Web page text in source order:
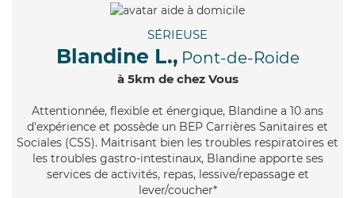
SÉRIEUSE
Blandine L., Pont-de-Roide
à 5km de chez Vous
Attentionnée, flexible et énergique, Blandine a 10 ans
d'expérience et possède un BEP Carrières Sanitaires et
Sociales (CSS). Maitrisant bien les troubles respiratoires et
les troubles gastro-intestinaux, Blandine apporte ses
services de activités, repas, lessive/repassage et
lever/coucher*